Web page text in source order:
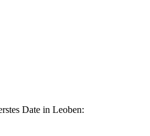
Date in Leoben: